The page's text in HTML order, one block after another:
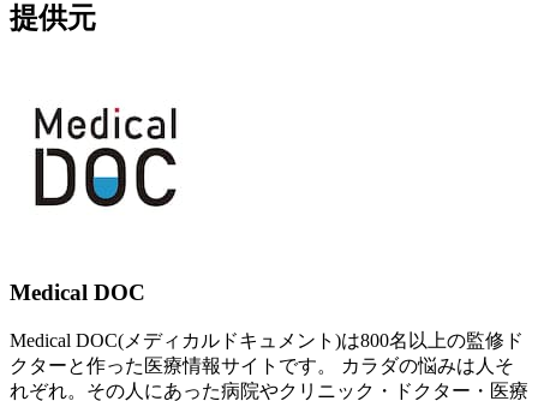
提供元
Medical DOC
Medical DOC(メディカルドキュメント)は800名以上の監修ド
クターと作った医療情報サイトです。 カラダの悩みは人そ
れぞれ。その人にあった病院やクリニック・ドクター・医療